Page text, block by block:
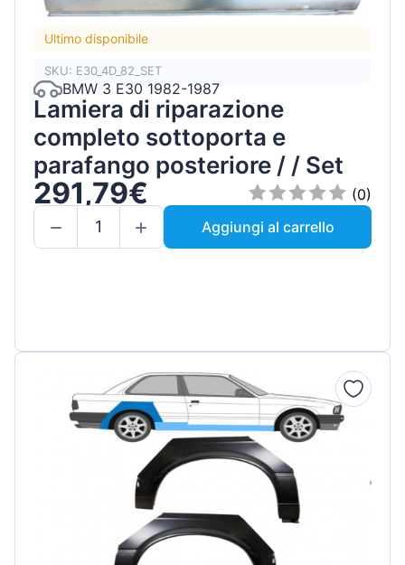
Ultimo disponibile
SKU: E30_4D_82_SET
BMW 3 E30 1982-1987
Lamiera di riparazione
completo sottoporta e
parafango posteriore / / Set
291,79€
(0)
Aggiungi al carrello